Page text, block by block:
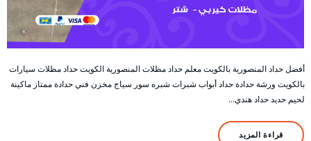
أفضل حداد المنصورية بالكويت معلم حداد مظلات المنصورية الكويت حداد مظلات سيارات
بالكويت ورشة حدادة حداد أبواب شبرات شبره سور سياج مخزن فني حدادة ممتاز ماكينة
لحيم حديد حداد هندي…
قراءة المزيد